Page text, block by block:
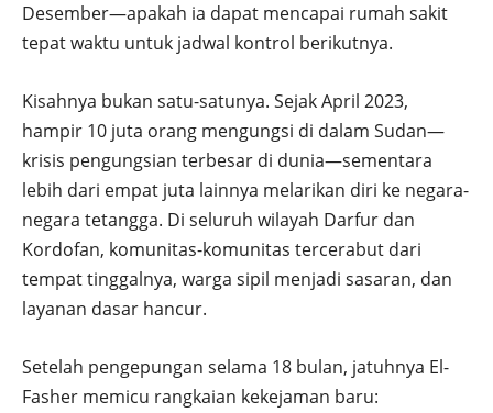
Desember—apakah ia dapat mencapai rumah sakit
tepat waktu untuk jadwal kontrol berikutnya.
Kisahnya bukan satu-satunya. Sejak April 2023,
hampir 10 juta orang mengungsi di dalam Sudan—
krisis pengungsian terbesar di dunia—sementara
lebih dari empat juta lainnya melarikan diri ke negara-
negara tetangga. Di seluruh wilayah Darfur dan
Kordofan, komunitas-komunitas tercerabut dari
tempat tinggalnya, warga sipil menjadi sasaran, dan
layanan dasar hancur.
Setelah pengepungan selama 18 bulan, jatuhnya El-
Fasher memicu rangkaian kekejaman baru: